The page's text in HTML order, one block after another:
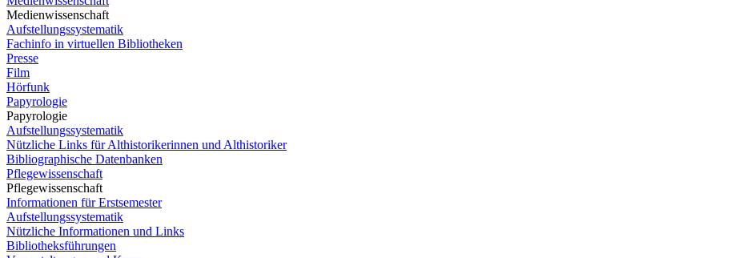
Medienwissenschaft
Aufstellungssystematik
Fachinfo in virtuellen Bibliotheken
Presse
Film
Hörfunk
Papyrologie
Papyrologie
Aufstellungssystematik
Nützliche Links für Althistorikerinnen und Althistoriker
Bibliographische Datenbanken
Pflegewissenschaft
Pflegewissenschaft
Informationen für Erstsemester
Aufstellungssystematik
Nützliche Informationen und Links
Bibliotheksführungen